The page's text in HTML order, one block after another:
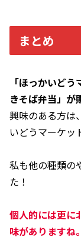
まとめ
「ほっかいど
きそば弁当」が
興味のある方は
いどうマーケッ
私も他の種類の
た！
個人的には更に
味がありますね。